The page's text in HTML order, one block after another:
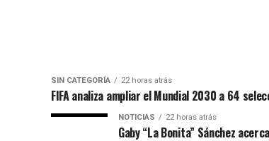
SIN CATEGORÍA 22 horas atrás
FIFA analiza ampliar el Mundial 2030 a 64
NOTICIAS 22 horas atrás
Gaby “La Bonita” Sánchez